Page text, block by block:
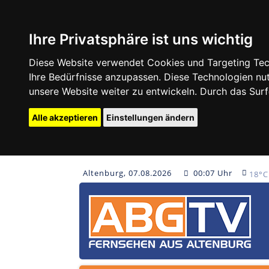
Ihre Privatsphäre ist uns wichtig
Diese Website verwendet Cookies und Targeting
Ihre Bedürfnisse anzupassen. Diese Technologien
unsere Website weiter zu entwickeln. Durch das
Alle akzeptieren Einstellungen ändern
Altenburg, 07.08.2026 00:07 Uhr 18°C